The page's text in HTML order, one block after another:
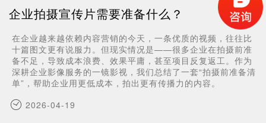
企业拍摄宣传片需要准备什么？
在企业越来越依赖内容营销的今天，一条优质的视频，往往比
十篇图文更有说服力。但现实情况是——很多企业在拍摄前准
备不足，导致成本浪费、效果平庸，甚至项目反复返工。作为
深耕企业影像服务的一镜影视，我们总结了一套“拍摄前准备清
单”，帮助企业用更低成本，拍出更有传播力的内容。
2026-04-19